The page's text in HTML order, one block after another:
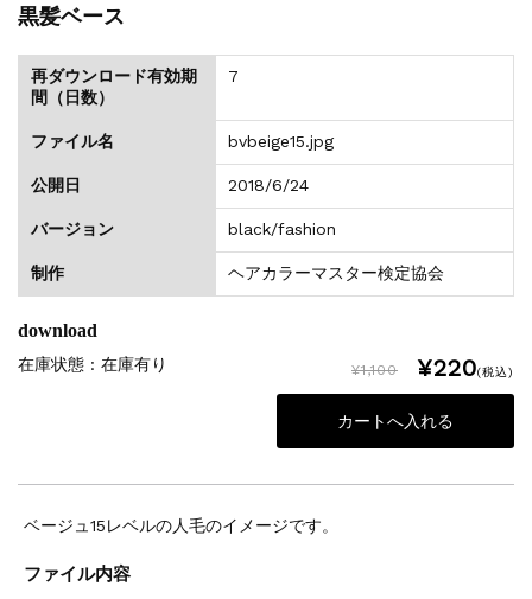
黒髪ベース
再ダウンロード有効期
間（日数）
7
ファイル名 bvbeige15.jpg
公開日 2018/6/24
バージョン black/fashion
制作 ヘアカラーマスター検定協会
download
在庫状態 : 在庫有り ¥1,100 ¥220(税込)
ベージュ15レベルの人毛のイメージです。
ファイル内容